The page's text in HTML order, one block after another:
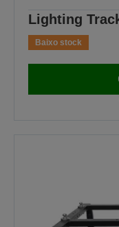
Lighting
Baixo stock